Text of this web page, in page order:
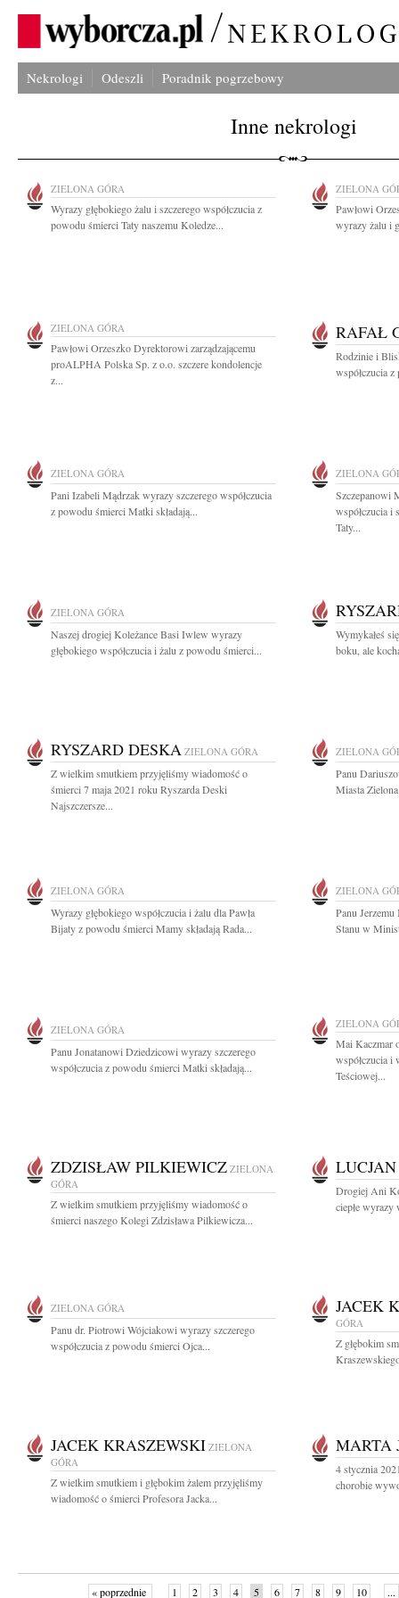
Nekrologi Odeszli Poradnik pogrzebowy
Inne nekrologi
ZIELONA GÓRA
Wyrazy głębokiego żalu i szczerego współczucia z
powodu śmierci Taty naszemu Koledze...
ZIELONA
Pawłowi
wyrazy żalu i
ZIELONA GÓRA
Pawłowi Orzeszko Dyrektorowi zarządzającemu
proALPHA Polska Sp. z o.o. szczere kondolencje
z...
RAFAŁ
Rodzinie i
współczucia
ZIELONA GÓRA
Pani Izabeli Mądrzak wyrazy szczerego współczucia
z powodu śmierci Matki składają...
ZIELONA
Szczepanowi
współczucia i
Taty...
ZIELONA GÓRA
Naszej drogiej Koleżance Basi Iwlew wyrazy
głębokiego współczucia i żalu z powodu śmierci...
Wymykałeś
boku, ale
RYSZARD DESKA ZIELONA GÓRA
Z wielkim smutkiem przyjęliśmy wiadomość o
śmierci 7 maja 2021 roku Ryszarda Deski
Najszczersze...
ZIELONA
Panu
Miasta
ZIELONA GÓRA
Wyrazy głębokiego współczucia i żalu dla Pawła
Bijaty z powodu śmierci Mamy składają Rada...
ZIELONA
Panu
Stanu w
ZIELONA GÓRA
Panu Jonatanowi Dziedzicowi wyrazy szczerego
współczucia z powodu śmierci Matki składają...
ZIELONA
Mai Kaczmar
współczucia i
Teściowej...
ZDZISŁAW PILKIEWICZ ZIELONA
GÓRA
Z wielkim smutkiem przyjęliśmy wiadomość o
śmierci naszego Kolegi Zdzisława Pilkiewicza...
LUCJAN
Drogiej Ani
ciepłe wyrazy
ZIELONA GÓRA
Panu dr. Piotrowi Wójciakowi wyrazy szczerego
współczucia z powodu śmierci Ojca...
JACEK
GÓRA
Z głębokim
JACEK KRASZEWSKI ZIELONA
GÓRA
Z wielkim smutkiem i głębokim żalem przyjęliśmy
wiadomość o śmierci Profesora Jacka...
MARTA
4 stycznia
chorobie
« poprzednie 1 2 3 4 5 6 7 8 9 10 ...